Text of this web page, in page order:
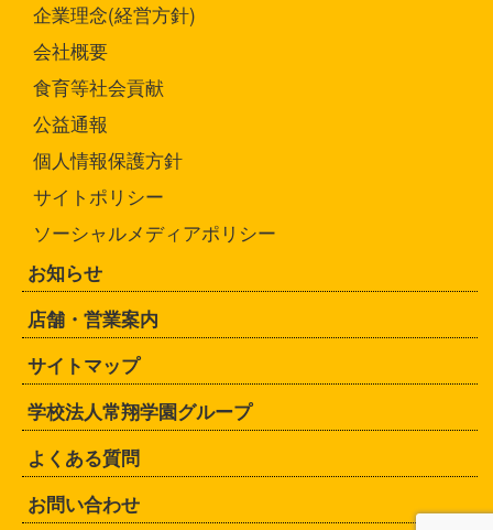
企業理念(経営方針)
会社概要
食育等社会貢献
公益通報
個人情報保護方針
サイトポリシー
ソーシャルメディアポリシー
お知らせ
店舗・営業案内
サイトマップ
学校法人常翔学園グループ
よくある質問
お問い合わせ